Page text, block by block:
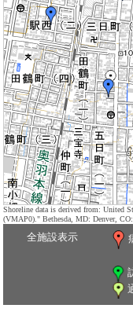
Shoreline data is derived from: United
(VMAP0)." Bethesda, MD: Denver,
全施設表示